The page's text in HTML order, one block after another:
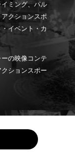
ミング、パル
クションスポ
イベント・カ
の映像コンテ
ションスポー